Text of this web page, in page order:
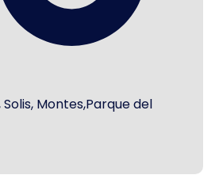
Montes,Parque del